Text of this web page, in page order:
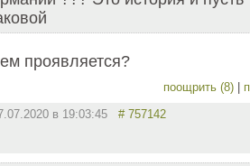
проявляется?
поощрить (8) |
в 19:03:45 # 757142